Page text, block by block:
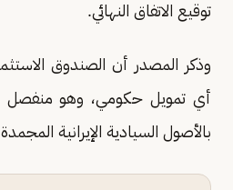
توقيع الاتفاق النهائي.
وذكر المصدر أن ⁠الصندوق
⁠أي ​تمويل ​حكومي، ‌وهو ​منفصل
‌بالأصول ‌السيادية ​الإيرانية